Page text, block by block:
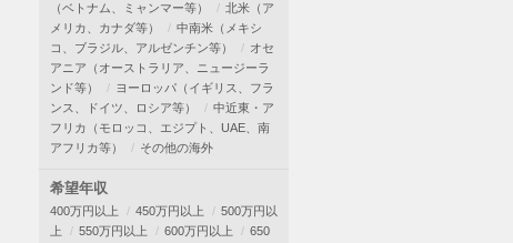
（ベトナム、ミャンマー等）
北米（ア
メリカ、カナダ等）
中南米（メキシ
コ、ブラジル、アルゼンチン等）
オセ
アニア（オーストラリア、ニュージーラ
ンド等）
ヨーロッパ（イギリス、フラ
ンス、ドイツ、ロシア等）
中近東・ア
フリカ（モロッコ、エジプト、UAE、南
アフリカ等）
その他の海外
希望年収
400万円以上 450万円以上
500万円以
上
550万円以上 600万円以上
650